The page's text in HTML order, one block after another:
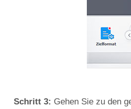
Schritt 3: Gehen Sie zu den